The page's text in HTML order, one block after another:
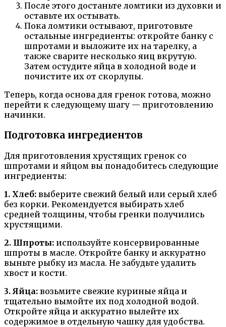
После этого достаньте ломтики из духовки и
оставьте их остывать.
Пока ломтики остывают, приготовьте
остальные ингредиенты: откройте банку с
шпротами и выложите их на тарелку, а
также сварите несколько яиц вкрутую.
Затем остудите яйца в холодной воде и
почистите их от скорлупы.
Теперь, когда основа для гренок готова, можно
перейти к следующему шагу — приготовлению
начинки.
Подготовка ингредиентов
Для приготовления хрустящих гренок со
шпротами и яйцом вы понадобитесь следующие
ингредиенты:
1. Хлеб: выберите свежий белый или серый хлеб
без корки. Рекомендуется выбирать хлеб
средней толщины, чтобы гренки получились
хрустящими.
2. Шпроты: используйте консервированные
шпроты в масле. Откройте банку и аккуратно
выньте рыбку из масла. Не забудьте удалить
хвост и кости.
3. Яйца: возьмите свежие куриные яйца и
тщательно вымойте их под холодной водой.
Откройте яйца и аккуратно вылейте их
содержимое в отдельную чашку для удобства.